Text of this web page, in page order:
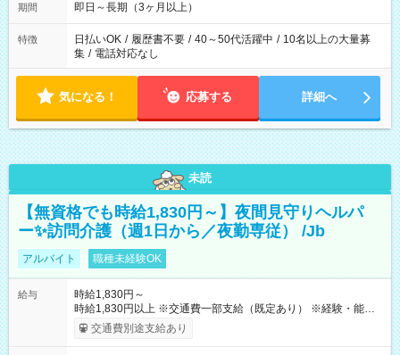
期間 即日～長期（3ヶ月以上）
特徴 日払いOK / 履歴書不要 / 40～50代活躍中 / 10名以上の大量募
集 / 電話対応なし
気になる！ 応募する 詳細へ
未読
【無資格でも時給1,830円～】夜間見守りヘルパ
ー✨訪問介護（週1日から／夜勤専従） /Jb
アルバイト 職種未経験OK
給与
時給1,830円～
時給1,830円以上 ※交通費一部支給（既定あり） ※経験・能力を
考慮して決定します 【収入例】 週1回勤務の場合：1,830円×8時
間×4回=5万8,560円 週3回勤務の場合：1,830円×8時間×12回
交通費別途支給あり